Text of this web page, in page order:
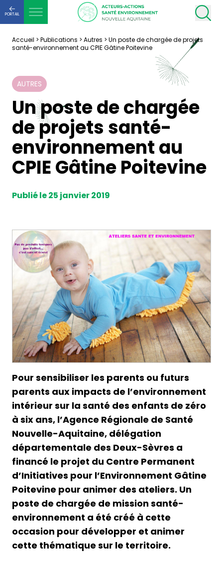
PORTAIL
Accueil > Publications > Autres > Un poste de chargée de projets
santé-environnement au CPIE Gâtine Poitevine
AUTRES
Un poste de chargée
de projets santé-
environnement au
CPIE Gâtine Poitevine
Publié le 25 janvier 2019
Pour sensibiliser les parents ou futurs
parents aux impacts de l’environnement
intérieur sur la santé des enfants de zéro
à six ans, l’Agence Régionale de Santé
Nouvelle-Aquitaine, délégation
départementale des Deux-Sèvres a
financé le projet du Centre Permanent
d’Initiatives pour l’Environnement Gâtine
Poitevine pour animer des ateliers. Un
poste de chargée de mission santé-
environnement a été créé à cette
occasion pour développer et animer
cette thématique sur le territoire.